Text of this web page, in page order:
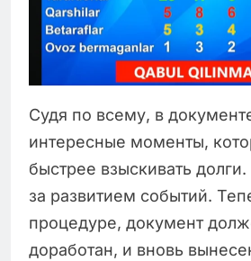
Судя по всему, в
интересные моменты,
быстрее взыскивать
за развитием событий.
процедуре, документ
доработан, и вновь